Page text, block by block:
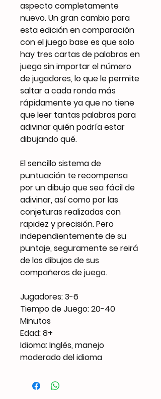
aspecto completamente
nuevo. Un gran cambio para
esta edición en comparación
con el juego base es que solo
hay tres cartas de palabras en
juego sin importar el número
de jugadores, lo que le permite
saltar a cada ronda más
rápidamente ya que no tiene
que leer tantas palabras para
adivinar quién podría estar
dibujando qué.
El sencillo sistema de
puntuación te recompensa
por un dibujo que sea fácil de
adivinar, así como por las
conjeturas realizadas con
rapidez y precisión. Pero
independientemente de su
puntaje, seguramente se reirá
de los dibujos de sus
compañeros de juego.
Jugadores: 3-6
Tiempo de Juego: 20-40
Minutos
Edad: 8+
Idioma: Inglés, manejo
moderado del idioma